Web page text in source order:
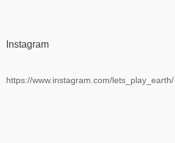
Instagram
https://www.instagram.com/lets_play_earth/